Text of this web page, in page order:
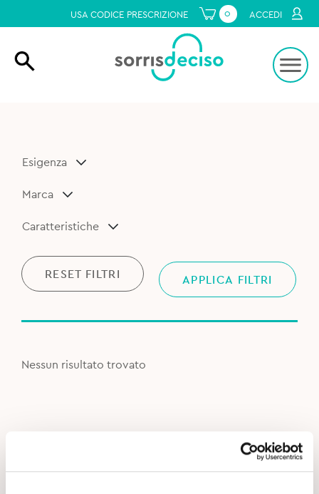
USA CODICE PRESCRIZIONE 0 ACCEDI
Esigenza
Marca
Caratteristiche
RESET FILTRI APPLICA FILTRI
Nessun risultato trovato